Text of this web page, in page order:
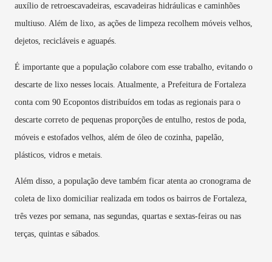
auxílio de retroescavadeiras, escavadeiras hidráulicas e caminhões
multiuso. Além de lixo, as ações de limpeza recolhem móveis velhos,
dejetos, recicláveis e aguapés.
É importante que a população colabore com esse trabalho, evitando o
descarte de lixo nesses locais. Atualmente, a Prefeitura de Fortaleza
conta com 90 Ecopontos distribuídos em todas as regionais para o
descarte correto de pequenas proporções de entulho, restos de poda,
móveis e estofados velhos, além de óleo de cozinha, papelão,
plásticos, vidros e metais.
Além disso, a população deve também ficar atenta ao cronograma de
coleta de lixo domiciliar realizada em todos os bairros de Fortaleza,
três vezes por semana, nas segundas, quartas e sextas-feiras ou nas
terças, quintas e sábados.